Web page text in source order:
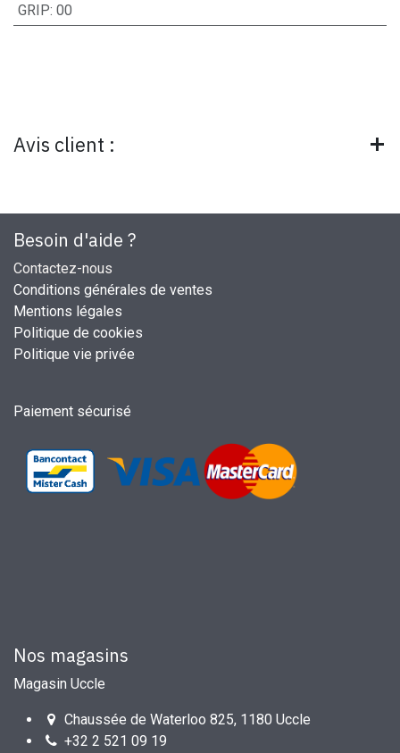
GRIP: 00
Avis client :
Besoin d'aide ?
Contactez-nous
Conditions générales de ventes
Mentions légales
Politique de cookies
Politique vie privée
Paiement sécurisé
Nos magasins
Magasin Uccle
Chaussée de Waterloo 825, 1180 Uccle
+32 2 521 09 19